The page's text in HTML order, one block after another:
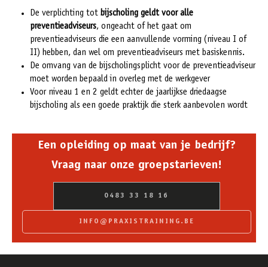
De verplichting tot bijscholing geldt voor alle
preventieadviseurs, ongeacht of het gaat om
preventieadviseurs die een aanvullende vorming (niveau I of
II) hebben, dan wel om preventieadviseurs met basiskennis.
De omvang van de bijscholingsplicht voor de preventieadviseur
moet worden bepaald in overleg met de werkgever
Voor niveau 1 en 2 geldt echter de jaarlijkse driedaagse
bijscholing als een goede praktijk die sterk aanbevolen wordt
Een opleiding op maat van je bedrijf?
Vraag naar onze groepstarieven!
0483 33 18 16
INFO@PRAXISTRAINING.BE